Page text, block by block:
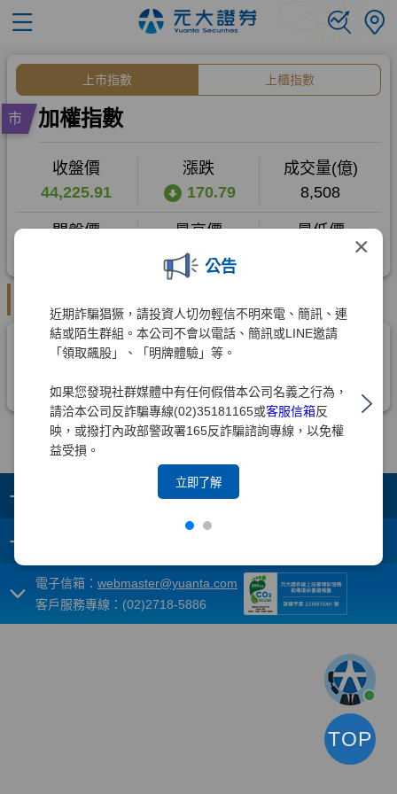
×
公告
近期詐騙猖獗，請投資人切勿輕信不明來電、簡訊、連
結或陌生群組。本公司不會以電話、簡訊或LINE邀請
「領取飆股」、「明牌體驗」等。
如果您發現社群媒體中有任何假借本公司名義之行為，
請洽本公司反詐騙專線(02)35181165或客服信箱反
映，或撥打內政部警政署165反詐騙諮詢專線，以免權
益受損。
立即了解
+
+
電子信箱： webmaster@yuanta.com
客戶服務專線：(02)2718-5886
TOP